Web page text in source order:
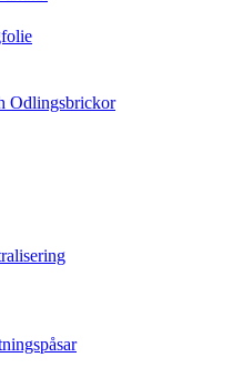
Odlingsbrickor